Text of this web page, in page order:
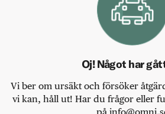
Oj! Något har
Vi ber om ursäkt och försöker
vi kan, håll ut! Har du frågor eller